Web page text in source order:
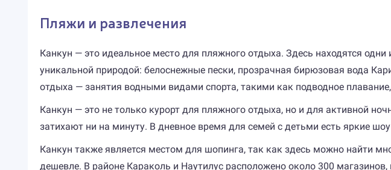
Пляжи и развлечения
Канкун — это идеальное место для пляжного отдыха. Здесь находятся
уникальной природой: белоснежные пески, прозрачная бирюзовая вода
отдыха — занятия водными видами спорта, такими как подводное
Канкун — это не только курорт для пляжного отдыха, но и для активной
затихают ни на минуту. В дневное время для семей с детьми есть яркие
Канкун также является местом для шопинга, так как здесь можно найти
дешевле. В районе Караколь и Наутилус расположено около 300